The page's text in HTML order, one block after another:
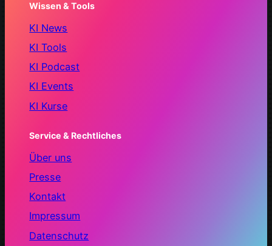
Wissen & Tools
KI News
KI Tools
KI Podcast
KI Events
KI Kurse
Service & Rechtliches
Über uns
Presse
Kontakt
Impressum
Datenschutz